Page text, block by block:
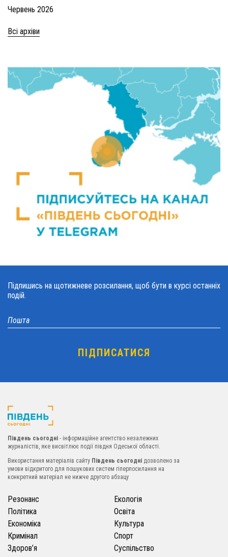
Червень 2026
Всі архіви
Підпишись на щотижневе розсилання, щоб бути в курсі останніх
подій.
Південь сьогодні - інформаційне агентство незалежних
журналістів, яке висвітлює події півдня Одеської області.
Використання матеріалів сайту Південь сьогодні дозволено за
умови відкритого для пошукових систем гіперпосилання на
конкретний матеріал не нижче другого абзацу
Резонанс
Політика
Економіка
Кримінал
Здоров’я
Екологія
Освіта
Культура
Спорт
Суспільство